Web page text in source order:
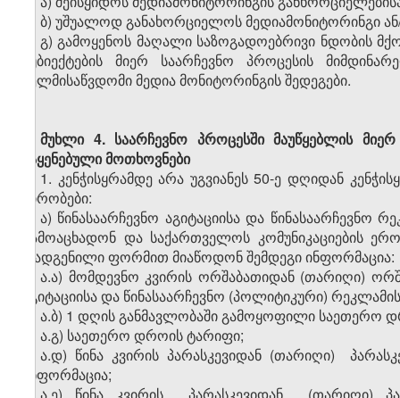
ბ) უშუალოდ განახორციელოს მედიამონიტორინგი
გ) გამოყენოს მაღალი საზოგადოებრივი ნდობის
სუბიექტების მიერ საარჩევნო პროცესის
ხელმისაწვდომი მედია მონიტორინგის შედეგები.
მუხლი 4. საარჩევნო პროცესში მაუწყებლის
წაყენებული მოთხოვნები
1. კენჭისყრამდე არა უგვიანეს 50-ე დღიდან
პირობები:
ა) წინასაარჩევნო აგიტაციისა და
გამოაცხადონ და საქართველოს კომუნიკაციების
დადგენილი ფორმით მიაწოდონ შემდეგი ინფორმაცია:
ა.ა) მომდევნო კვირის ორშაბათიდან (თარიღი)
აგიტაციისა და წინასაარჩევნო (პოლიტიკური)
ა.ბ) 1 დღის განმავლობაში გამოყოფილი საეთერო
ა.გ) საეთერო დროის ტარიფი;
ა.დ) წინა კვირის პარასკევიდან (თარიღი)
ინფორმაცია;